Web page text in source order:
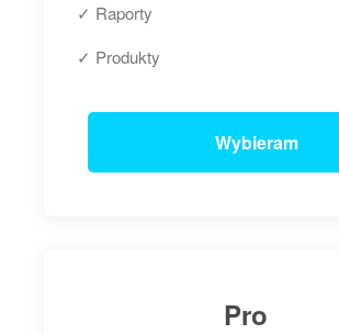
✓ Raporty
✓ Produkty
Wybieram
Pro